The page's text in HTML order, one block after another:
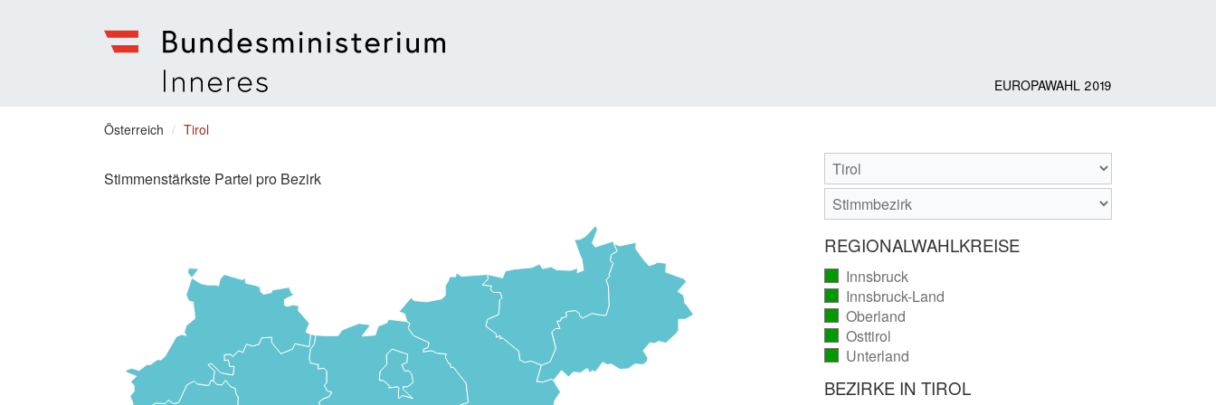
für
Inneres
EUROPAWAHL 2019
Sie
sich
hier:
Österreich Tirol
Stimmenstärkste Partei pro Bezirk
REGIONALWAHLKREISE
Innsbruck
ausgezählt)
Innsbruck-Land
ausgezählt)
Oberland
ausgezählt)
Osttirol
ausgezählt)
Unterland
ausgezählt)
BEZIRKE IN TIROL